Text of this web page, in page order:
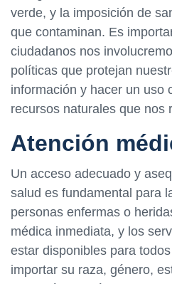
verde, y la imposición de
que contaminan. Es
ciudadanos nos
políticas que protejan
información y hacer un uso
recursos naturales que nos
Atención
Un acceso adecuado y
salud es fundamental para
personas enfermas o
médica inmediata, y los
estar disponibles para
importar su raza, género,